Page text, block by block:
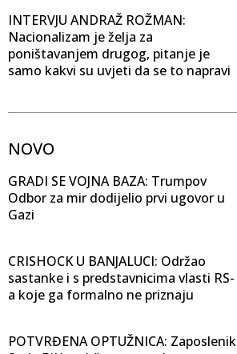
INTERVJU ANDRAŽ ROŽMAN:
Nacionalizam je želja za
poništavanjem drugog, pitanje je
samo kakvi su uvjeti da se to napravi
NOVO
GRADI SE VOJNA BAZA: Trumpov
Odbor za mir dodijelio prvi ugovor u
Gazi
CRISHOCK U BANJALUCI: Održao
sastanke i s predstavnicima vlasti RS-
a koje ga formalno ne priznaju
POTVRĐENA OPTUŽNICA: Zaposlenik